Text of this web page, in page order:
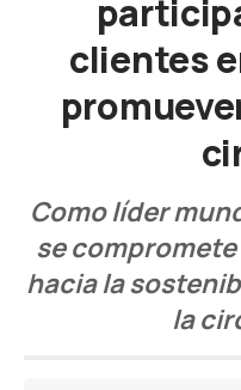
clientes
Como líder
se
hacia la
la